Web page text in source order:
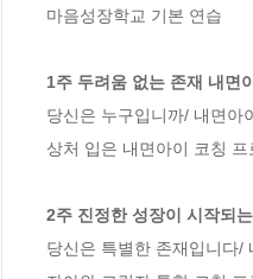
마음성장학교 기본 연습
1주 두려움 없는 존재 내면
당신은 누구입니까/ 내면아
상처 입은 내면아이 코칭 프
2주 진정한 성장이 시작되
당신은 특별한 존재입니다/